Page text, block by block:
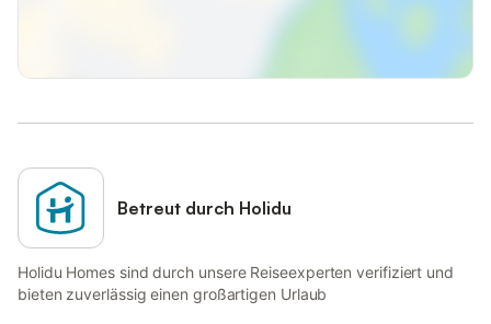
Betreut durch Holidu
Holidu Homes sind durch unsere Reiseexperten verifiziert und
bieten zuverlässig einen großartigen Urlaub